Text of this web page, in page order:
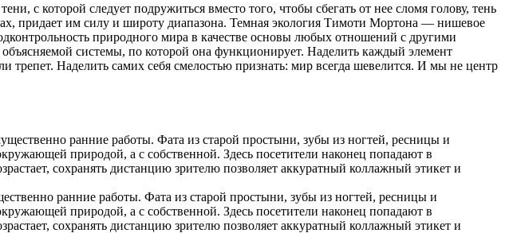
с которой следует подружиться вместо того, чтобы сбегать от нее сломя голову, тень
придает им силу и широту диапазона. Темная экология Тимоти Мортона — нишевое
природного мира в качестве основы любых отношений с другими
системы, по которой она функционирует. Наделить каждый элемент
трепет. Наделить самих себя смелостью признать: мир всегда шевелится. И мы не центр
ранние работы. Фата из старой простыни, зубы из ногтей, ресницы и
природой, а с собственной. Здесь посетители наконец попадают в
сохранять дистанцию зрителю позволяет аккуратный коллажный этикет и